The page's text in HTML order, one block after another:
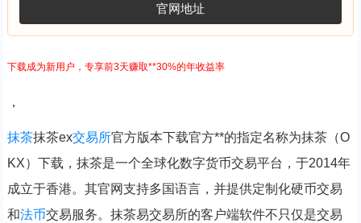
官网地址
下载成为新用户，专享前3天赚取**30%的年收益率
，
抹茶抹茶ex交易所官方版本下载官方**的指定名称为抹茶（O
KX）下载，抹茶是一个全球化数字货币交易平台，于2014年
成立于香港。其官网支持多国语言，并提供定制化硬币交易
和法币交易服务。抹茶易交易所的客户端软件不只仅是交易